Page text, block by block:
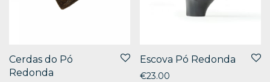
Cerdas do Pó
Redonda
Escova Pó Redonda
€23.00